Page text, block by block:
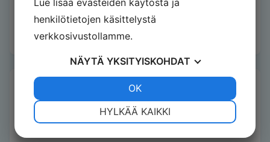
käynnistynyt hyvin – ohjeistus nyt myös
englanniksi
Lue lisää
Lue lisää evästeiden käytöstä ja
henkilötietojen käsittelystä
verkkosivustollamme.
NÄYTÄ YKSITYISKOHDAT
HYLKÄÄ KAIKKI
OK